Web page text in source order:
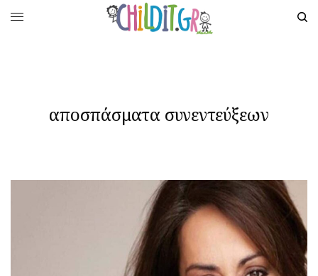
αποσπάσματα συνεντεύξεων